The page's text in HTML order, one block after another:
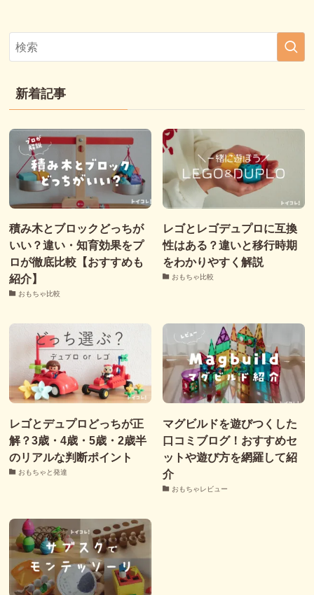
新着記事
積み木とブロックどっちが
いい？違い・知育効果をプ
ロが徹底比較【おすすめも
紹介】
おもちゃ比較
レゴとレゴデュプロに互換
性はある？違いと移行時期
をわかりやすく解説
おもちゃ比較
レゴとデュプロどっちが正
解？3歳・4歳・5歳・2歳半
のリアルな判断ポイント
おもちゃと発達
マグビルドを遊びつくした
口コミブログ！おすすめセ
ットや遊び方を網羅して紹
介
おもちゃレビュー